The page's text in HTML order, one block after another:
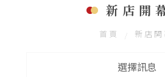
新店開
首頁 新店開
選擇訊息